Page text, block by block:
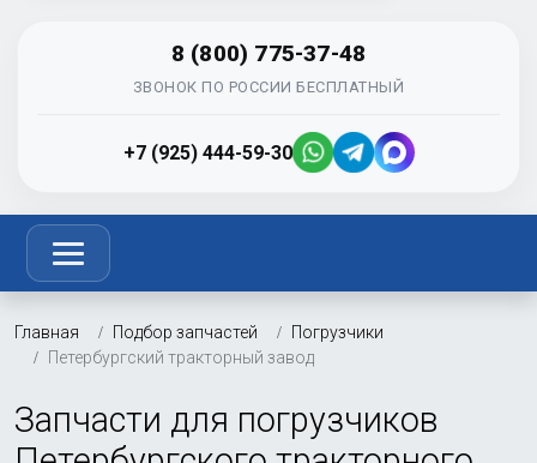
8 (800) 775-37-48
ЗВОНОК ПО РОССИИ БЕСПЛАТНЫЙ
+7 (925) 444-59-30
Главная Подбор запчастей
Погрузчики
Петербургский тракторный завод
Запчасти для погрузчиков